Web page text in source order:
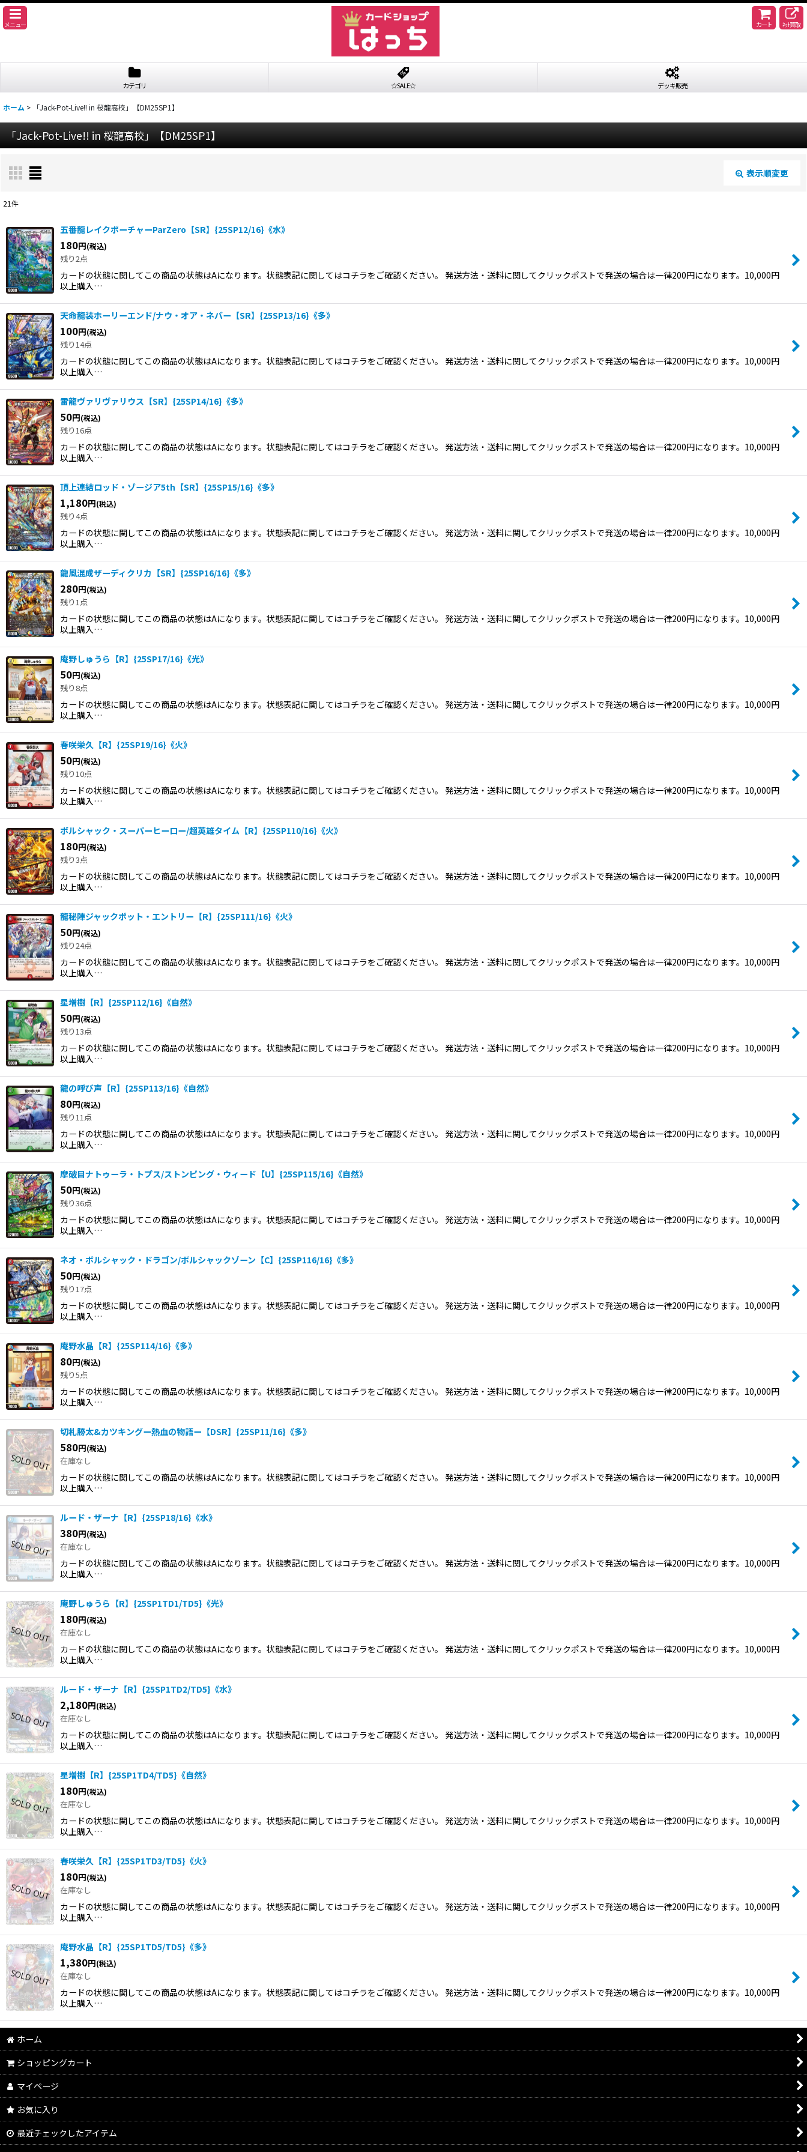
メニュー カート ﾈｯﾄ買取
カテゴリ ☆SALE☆ デッキ販売
ホーム > 「Jack-Pot-Live!! in 桜龍高校」【DM25SP1】
「Jack-Pot-Live!! in 桜龍高校」【DM25SP1】
表示順変更
並び順:
閉じる
21件
五番龍レイクポーチャーParZero【SR】{25SP12/16}《水》
180円(税込)
残り2点
カードの状態に関してこの商品の状態はAになります。状態表記に関してはコチラをご確認ください。 発送方法・送料に関してクリックポストで発送の場合は一律200円になります。10,000円
以上購入…
天命龍装ホーリーエンド/ナウ・オア・ネバー【SR】{25SP13/16}《多》
100円(税込)
残り14点
カードの状態に関してこの商品の状態はAになります。状態表記に関してはコチラをご確認ください。 発送方法・送料に関してクリックポストで発送の場合は一律200円になります。10,000円
以上購入…
雷龍ヴァリヴァリウス【SR】{25SP14/16}《多》
50円(税込)
残り16点
カードの状態に関してこの商品の状態はAになります。状態表記に関してはコチラをご確認ください。 発送方法・送料に関してクリックポストで発送の場合は一律200円になります。10,000円
以上購入…
頂上連結ロッド・ゾージア5th【SR】{25SP15/16}《多》
1,180円(税込)
残り4点
カードの状態に関してこの商品の状態はAになります。状態表記に関してはコチラをご確認ください。 発送方法・送料に関してクリックポストで発送の場合は一律200円になります。10,000円
以上購入…
龍風混成ザーディクリカ【SR】{25SP16/16}《多》
280円(税込)
残り1点
カードの状態に関してこの商品の状態はAになります。状態表記に関してはコチラをご確認ください。 発送方法・送料に関してクリックポストで発送の場合は一律200円になります。10,000円
以上購入…
庵野しゅうら【R】{25SP17/16}《光》
50円(税込)
残り8点
カードの状態に関してこの商品の状態はAになります。状態表記に関してはコチラをご確認ください。 発送方法・送料に関してクリックポストで発送の場合は一律200円になります。10,000円
以上購入…
春咲栄久【R】{25SP19/16}《火》
50円(税込)
残り10点
カードの状態に関してこの商品の状態はAになります。状態表記に関してはコチラをご確認ください。 発送方法・送料に関してクリックポストで発送の場合は一律200円になります。10,000円
以上購入…
ボルシャック・スーパーヒーロー/超英雄タイム【R】{25SP110/16}《火》
180円(税込)
残り3点
カードの状態に関してこの商品の状態はAになります。状態表記に関してはコチラをご確認ください。 発送方法・送料に関してクリックポストで発送の場合は一律200円になります。10,000円
以上購入…
龍秘陣ジャックポット・エントリー【R】{25SP111/16}《火》
50円(税込)
残り24点
カードの状態に関してこの商品の状態はAになります。状態表記に関してはコチラをご確認ください。 発送方法・送料に関してクリックポストで発送の場合は一律200円になります。10,000円
以上購入…
星増樹【R】{25SP112/16}《自然》
50円(税込)
残り13点
カードの状態に関してこの商品の状態はAになります。状態表記に関してはコチラをご確認ください。 発送方法・送料に関してクリックポストで発送の場合は一律200円になります。10,000円
以上購入…
龍の呼び声【R】{25SP113/16}《自然》
80円(税込)
残り11点
カードの状態に関してこの商品の状態はAになります。状態表記に関してはコチラをご確認ください。 発送方法・送料に関してクリックポストで発送の場合は一律200円になります。10,000円
以上購入…
摩破目ナトゥーラ・トプス/ストンピング・ウィード【U】{25SP115/16}《自然》
50円(税込)
残り36点
カードの状態に関してこの商品の状態はAになります。状態表記に関してはコチラをご確認ください。 発送方法・送料に関してクリックポストで発送の場合は一律200円になります。10,000円
以上購入…
ネオ・ボルシャック・ドラゴン/ボルシャックゾーン【C】{25SP116/16}《多》
50円(税込)
残り17点
カードの状態に関してこの商品の状態はAになります。状態表記に関してはコチラをご確認ください。 発送方法・送料に関してクリックポストで発送の場合は一律200円になります。10,000円
以上購入…
庵野水晶【R】{25SP114/16}《多》
80円(税込)
残り5点
カードの状態に関してこの商品の状態はAになります。状態表記に関してはコチラをご確認ください。 発送方法・送料に関してクリックポストで発送の場合は一律200円になります。10,000円
以上購入…
切札勝太&カツキングー熱血の物語ー【DSR】{25SP11/16}《多》
580円(税込)
在庫なし
カードの状態に関してこの商品の状態はAになります。状態表記に関してはコチラをご確認ください。 発送方法・送料に関してクリックポストで発送の場合は一律200円になります。10,000円
以上購入…
ルード・ザーナ【R】{25SP18/16}《水》
380円(税込)
在庫なし
カードの状態に関してこの商品の状態はAになります。状態表記に関してはコチラをご確認ください。 発送方法・送料に関してクリックポストで発送の場合は一律200円になります。10,000円
以上購入…
庵野しゅうら【R】{25SP1TD1/TD5}《光》
180円(税込)
在庫なし
カードの状態に関してこの商品の状態はAになります。状態表記に関してはコチラをご確認ください。 発送方法・送料に関してクリックポストで発送の場合は一律200円になります。10,000円
以上購入…
ルード・ザーナ【R】{25SP1TD2/TD5}《水》
2,180円(税込)
在庫なし
カードの状態に関してこの商品の状態はAになります。状態表記に関してはコチラをご確認ください。 発送方法・送料に関してクリックポストで発送の場合は一律200円になります。10,000円
以上購入…
星増樹【R】{25SP1TD4/TD5}《自然》
180円(税込)
在庫なし
カードの状態に関してこの商品の状態はAになります。状態表記に関してはコチラをご確認ください。 発送方法・送料に関してクリックポストで発送の場合は一律200円になります。10,000円
以上購入…
春咲栄久【R】{25SP1TD3/TD5}《火》
180円(税込)
在庫なし
カードの状態に関してこの商品の状態はAになります。状態表記に関してはコチラをご確認ください。 発送方法・送料に関してクリックポストで発送の場合は一律200円になります。10,000円
以上購入…
庵野水晶【R】{25SP1TD5/TD5}《多》
1,380円(税込)
在庫なし
カードの状態に関してこの商品の状態はAになります。状態表記に関してはコチラをご確認ください。 発送方法・送料に関してクリックポストで発送の場合は一律200円になります。10,000円
以上購入…
ホーム
ショッピングカート
マイページ
お気に入り
最近チェックしたアイテム